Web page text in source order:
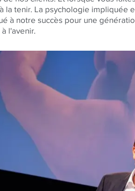
la tenir. La psychologie impliquée
à notre succès pour une
l'avenir.